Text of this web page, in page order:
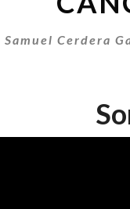
Samuel Cerdera